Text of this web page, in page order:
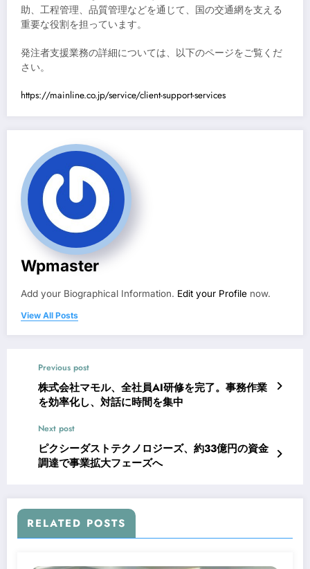
助、工程管理、品質管理などを通じて、国の交通網を支える
重要な役割を担っています。
発注者支援業務の詳細については、以下のページをご覧くだ
さい。
https://mainline.co.jp/service/client-support-services
Wpmaster
Add your Biographical Information. Edit your Profile now.
View All Posts
Previous post
株式会社マモル、全社員AI研修を完了。事務作業
を効率化し、対話に時間を集中
Next post
ピクシーダストテクノロジーズ、約33億円の資金
調達で事業拡大フェーズへ
RELATED POSTS